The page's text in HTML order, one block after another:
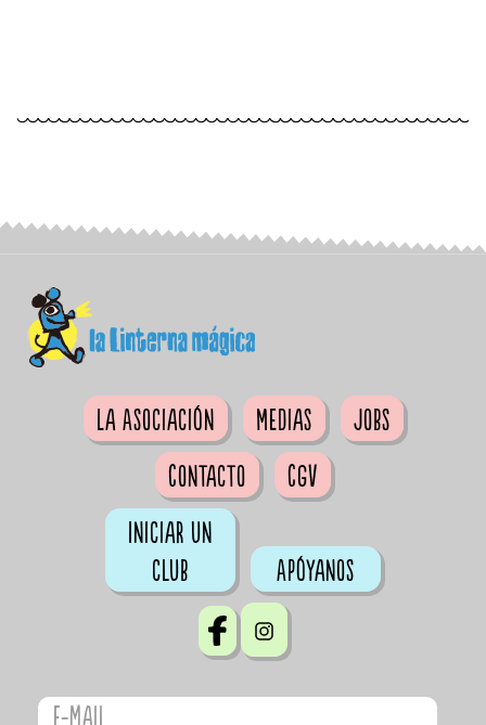
La Asociación Medias
Jobs
Contacto
CGV
Iniciar un
club
Apóyanos